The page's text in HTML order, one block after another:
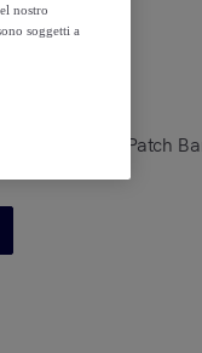
Pimple Patch
nostro
soggetti a